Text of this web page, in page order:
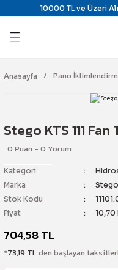
10000 TL ve Üzeri
Geri
Ribbon
Etiketi
Markalama
Etiketi
Geri
ve Isı Kontrol
Termostat
Ürünler
Geri
Çözümleri
Karşı Kilitleme
İstasyonları
Sistemi
Söndürme
Geri
Ürünler
Anasayfa Pano
Stego KTS 111
0 Puan - 0 Yorum
Kategori
Marka
Stego
Stok Kodu
Fiyat
10,70
704,58 TL
*73,19 TLden başlayan